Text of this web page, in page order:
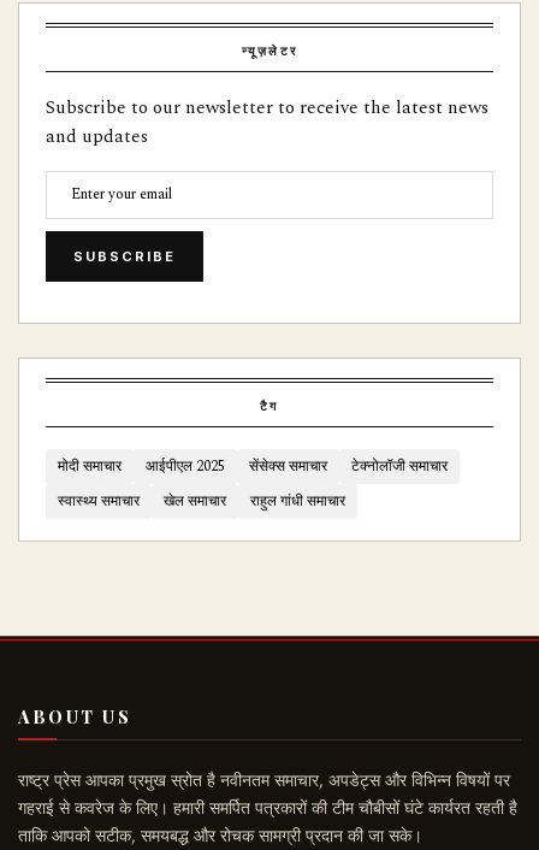
न्यूज़लेटर
Subscribe to our newsletter to receive the latest news
and updates
SUBSCRIBE
टैग
मोदी समाचार आईपीएल 2025 सेंसेक्स समाचार
टेक्नोलॉजी समाचार
स्वास्थ्य समाचार
खेल समाचार राहुल गांधी समाचार
ABOUT US
राष्ट्र प्रेस आपका प्रमुख स्रोत है नवीनतम समाचार, अपडेट्स और विभिन्न विषयों पर
गहराई से कवरेज के लिए। हमारी समर्पित पत्रकारों की टीम चौबीसों घंटे कार्यरत रहती है
ताकि आपको सटीक, समयबद्ध और रोचक सामग्री प्रदान की जा सके।